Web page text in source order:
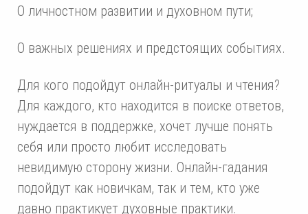
О личностном развитии и духовном пути;
О важных решениях и предстоящих событиях.
Для кого подойдут онлайн-ритуалы и чтения?
Для каждого, кто находится в поиске ответов,
нуждается в поддержке, хочет лучше понять
себя или просто любит исследовать
невидимую сторону жизни. Онлайн-гадания
подойдут как новичкам, так и тем, кто уже
давно практикует духовные практики.